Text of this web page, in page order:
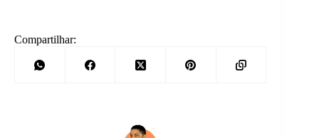
Compartilhar: